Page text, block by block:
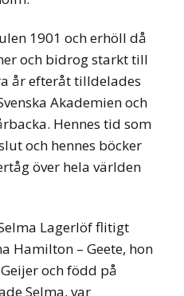
1901 och erhöll då
och bidrog starkt till
år efteråt tilldelades
Akademien och
Hennes tid som
och hennes böcker
över hela världen
Lagerlöf flitigt
Hamilton – Geete, hon
och född på
Selma, var